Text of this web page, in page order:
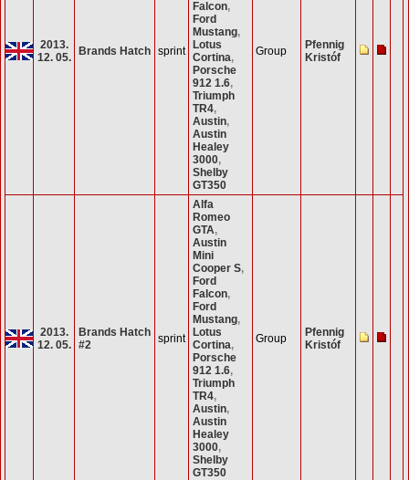
2013.
12. 05.
Brands Hatch sprint
Falcon,
Ford
Mustang,
Lotus
Cortina,
Porsche
912 1.6,
Triumph
TR4,
Austin,
Austin
Healey
3000,
Shelby
GT350
Group
Pfennig
Kristóf
2013.
12. 05.
Brands Hatch
#2
sprint
Alfa
Romeo
GTA,
Austin
Mini
Cooper S,
Ford
Falcon,
Ford
Mustang,
Lotus
Cortina,
Porsche
912 1.6,
Triumph
TR4,
Austin,
Austin
Healey
3000,
Shelby
GT350
Group
Pfennig
Kristóf